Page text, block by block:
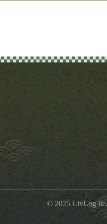
© 2025 LivLog llc